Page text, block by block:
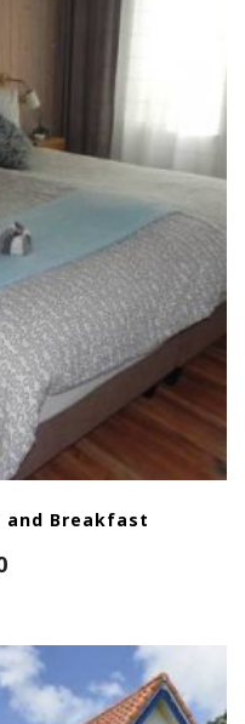
and Breakfast